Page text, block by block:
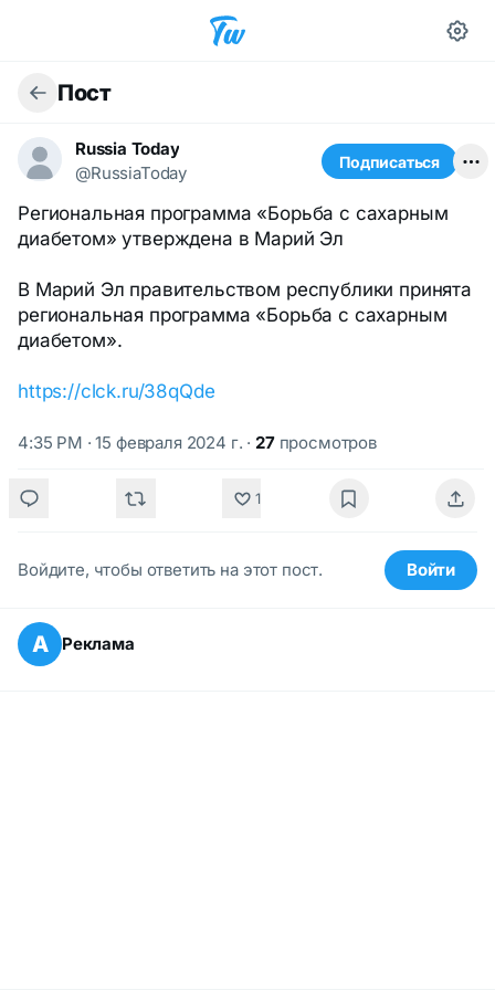
Пост
Russia Today
@RussiaToday
Подписаться
Региональная программа «Борьба с сахарным
диабетом» утверждена в Марий Эл
В Марий Эл правительством республики принята
региональная программа «Борьба с сахарным
диабетом».
https://clck.ru/38qQde
4:35 PM · 15 февраля 2024 г. · 27просмотров
1
Войдите, чтобы ответить на этот пост. Войти
А Реклама